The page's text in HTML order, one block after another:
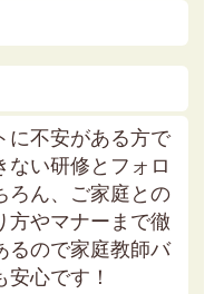
不安がある方で
ない研修とフォロ
ろん、ご家庭との
方やマナーまで徹
るので家庭教師バ
心です！